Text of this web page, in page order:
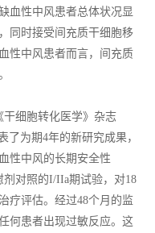
血性中风患者总体状况显
同时接受间充质干细胞移
性中风患者而言，间充质
干细胞转化医学》杂志
了为期4年的新研究成果，
性中风的长期安全性
对照的I/IIa期试验，对18
疗评估。经过48个月的监
何患者出现过敏反应。这